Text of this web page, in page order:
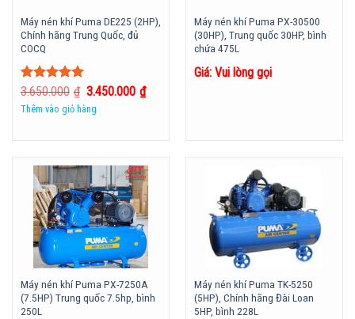
Máy nén khí Puma DE225 (2HP),
Chính hãng Trung Quốc, đủ
COCQ
Được xếp
hạng5.005
sao
3.650.000 ₫ 3.450.000 ₫
Thêm vào giỏ hàng
Máy nén khí Puma PX-30500
(30HP), Trung quốc 30HP, bình
chứa 475L
Giá: Vui lòng gọi
Máy nén khí Puma PX-7250A
(7.5HP) Trung quốc 7.5hp, bình
250L
Máy nén khí Puma TK-5250
(5HP), Chính hãng Đài Loan
5HP, bình 228L